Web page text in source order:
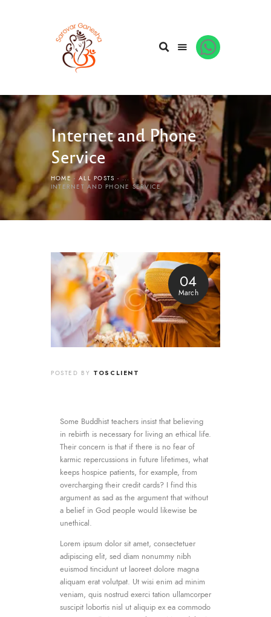
Internet and Phone
Service
HOME ALL POSTS
...
INTERNET AND PHONE SERVICE
04
March
POSTED BY TOSCLIENT
Some Buddhist teachers insist that believing
in rebirth is necessary for living an ethical life.
Their concern is that if there is no fear of
karmic repercussions in future lifetimes, what
keeps hospice patients, for example, from
overcharging their credit cards? I find this
argument as sad as the argument that without
a belief in God people would likewise be
unethical.
Lorem ipsum dolor sit amet, consectetuer
adipiscing elit, sed diam nonummy nibh
euismod tincidunt ut laoreet dolore magna
aliquam erat volutpat. Ut wisi enim ad minim
veniam, quis nostrud exerci tation ullamcorper
suscipit lobortis nisl ut aliquip ex ea commodo